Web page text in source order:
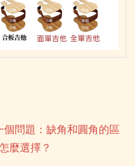
問題：缺角和圓角的區
麼選擇？